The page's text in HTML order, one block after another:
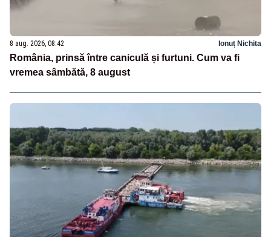
8 aug. 2026, 08:42 Ionuț Nichita
România, prinsă între caniculă și furtuni. Cum va fi
vremea sâmbătă, 8 august